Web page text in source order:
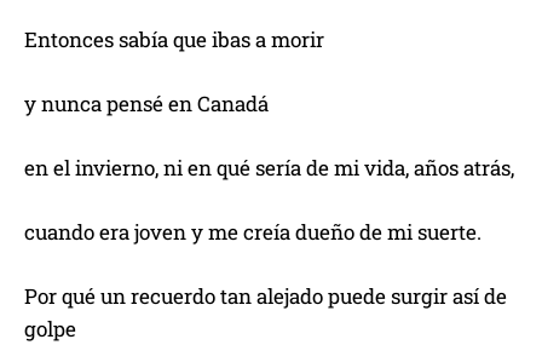
Entonces sabía que ibas a morir
y nunca pensé en Canadá
en el invierno, ni en qué sería de mi vida, años atrás,
cuando era joven y me creía dueño de mi suerte.
Por qué un recuerdo tan alejado puede surgir así de
golpe